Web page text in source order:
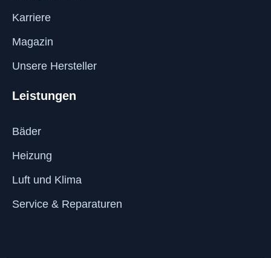
Karriere
Magazin
Unsere Hersteller
Leistungen
Bäder
Heizung
Luft und Klima
Service & Reparaturen